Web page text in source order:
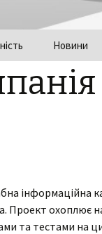
Новини
інформаційна
Проект охоплює
та тестами на